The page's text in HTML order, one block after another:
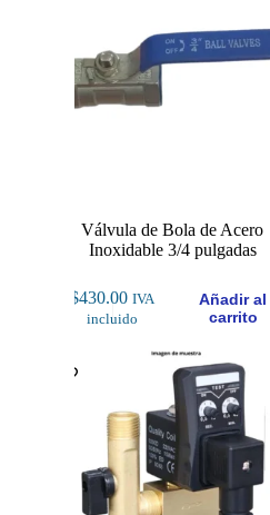
Válvula de Bola de Acero
Inoxidable 3/4 pulgadas
$430.00 IVA
incluido
Añadir al
carrito